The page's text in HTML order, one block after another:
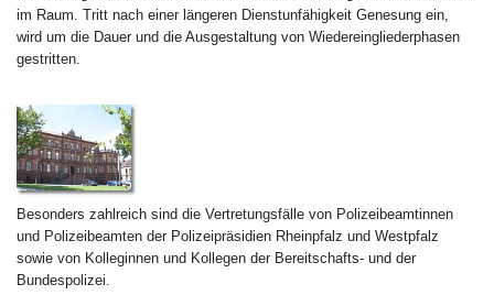
im Raum. Tritt nach einer längeren Dienstunfähigkeit Genesung ein,
wird um die Dauer und die Ausgestaltung von Wiedereingliederphasen
gestritten.
Besonders zahlreich sind die Vertretungsfälle von Polizeibeamtinnen
und Polizeibeamten der Polizeipräsidien Rheinpfalz und Westpfalz
sowie von Kolleginnen und Kollegen der Bereitschafts- und der
Bundespolizei.